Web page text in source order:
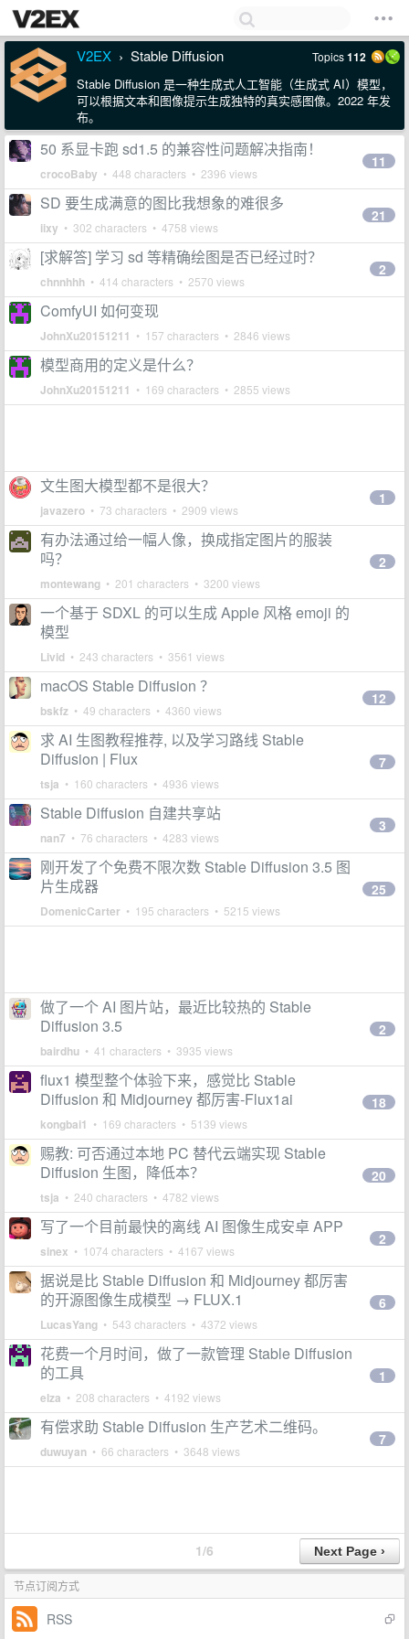
V2EX › Stable Diffusion Topics112
Stable Diffusion 是一种生成式人工智能（生成式 AI）模型，
可以根据文本和图像提示生成独特的真实感图像。2022 年发
布。
50 系显卡跑 sd1.5 的兼容性问题解决指南！
crocoBaby • 448 characters • 2396 views
11
SD 要生成满意的图比我想象的难很多
iixy • 302 characters • 4758 views
21
[求解答] 学习 sd 等精确绘图是否已经过时？
chnnhhh • 414 characters • 2570 views
2
ComfyUI 如何变现
JohnXu20151211 • 157 characters • 2846 views
模型商用的定义是什么？
JohnXu20151211 • 169 characters • 2855 views
文生图大模型都不是很大？
javazero • 73 characters • 2909 views
1
有办法通过给一幅人像，换成指定图片的服装
吗？
montewang • 201 characters • 3200 views
2
一个基于 SDXL 的可以生成 Apple 风格 emoji 的
模型
Livid • 243 characters • 3561 views
macOS Stable Diffusion ？
bskfz • 49 characters • 4360 views
12
求 AI 生图教程推荐, 以及学习路线 Stable
Diffusion | Flux
tsja • 160 characters • 4936 views
7
Stable Diffusion 自建共享站
nan7 • 76 characters • 4283 views
3
刚开发了个免费不限次数 Stable Diffusion 3.5 图
片生成器
DomenicCarter • 195 characters • 5215 views
25
做了一个 AI 图片站，最近比较热的 Stable
Diffusion 3.5
bairdhu • 41 characters • 3935 views
2
flux1 模型整个体验下来，感觉比 Stable
Diffusion 和 Midjourney 都厉害-Flux1ai
kongbai1 • 169 characters • 5139 views
18
赐教: 可否通过本地 PC 替代云端实现 Stable
Diffusion 生图，降低本？
tsja • 240 characters • 4782 views
20
写了一个目前最快的离线 AI 图像生成安卓 APP
sinex • 1074 characters • 4167 views
2
据说是比 Stable Diffusion 和 Midjourney 都厉害
的开源图像生成模型 → FLUX.1
LucasYang • 543 characters • 4372 views
6
花费一个月时间，做了一款管理 Stable Diffusion
的工具
elza • 208 characters • 4192 views
1
有偿求助 Stable Diffusion 生产艺术二维码。
duwuyan • 66 characters • 3648 views
7
1/6
节点订阅方式
RSS